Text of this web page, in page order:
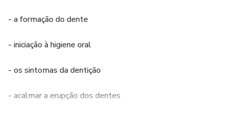
- a formação do dente
- iniciação à higiene oral
- os sintomas da dentição
- acalmar a erupção dos dentes